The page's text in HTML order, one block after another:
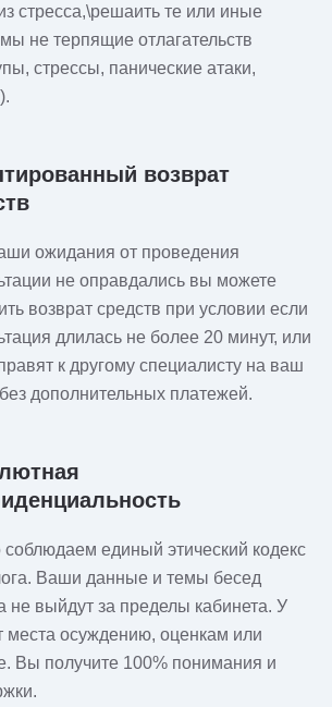
стресса,\решаить те или иные
не терпящие отлагательств
стрессы, панические атаки,
возврат
ожидания от проведения
не оправдались вы можете
возврат средств при условии если
длилась не более 20 минут, или
к другому специалисту на ваш
дополнительных платежей.
соблюдаем единый этический кодекс
Ваши данные и темы бесед
не выйдут за пределы кабинета. У
места осуждению, оценкам или
Вы получите 100% понимания и